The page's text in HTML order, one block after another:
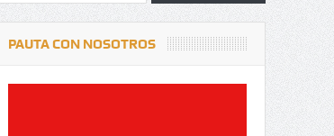
PAUTA CON NOSOTROS